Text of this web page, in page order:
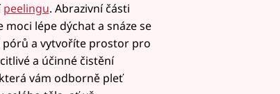
peelingu. Abrazivní části
lépe dýchat a snáze se
pórů a vytvoříte prostor pro
a účinné čistění
vám odborně pleť